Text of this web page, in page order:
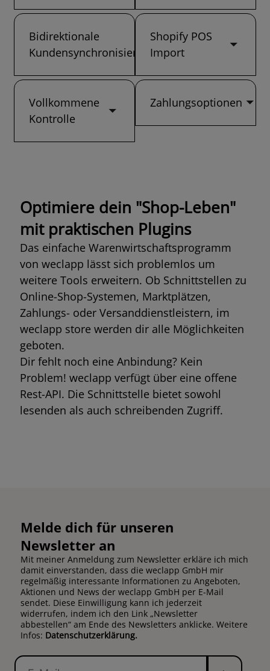
Bidirektionale
Kundensynchronisierung
Vollkommene
Kontrolle
Shopify POS
Import
Zahlungsoptionen
Optimiere dein "Shop-Leben"
mit praktischen Plugins
Das einfache Warenwirtschaftsprogramm
von weclapp lässt sich problemlos um
weitere Tools erweitern. Ob Schnittstellen zu
Online-Shop-Systemen, Marktplätzen,
Zahlungs- oder Versanddienstleistern, im
weclapp store werden dir alle Möglichkeiten
geboten.
Dir fehlt noch eine Anbindung? Kein
Problem! weclapp verfügt über eine offene
Rest-API. Die Schnittstelle bietet sowohl
lesenden als auch schreibenden Zugriff.
Melde dich für unseren
Newsletter an
Mit meiner Anmeldung zum Newsletter erkläre ich mich
damit einverstanden, dass die weclapp GmbH mir
regelmäßig interessante Informationen zu Angeboten,
Aktionen und News der weclapp GmbH per E-Mail
sendet. Diese Einwilligung kann ich jederzeit
widerrufen, indem ich den Link „Newsletter
abbestellen“ am Ende des Newsletters anklicke. Weitere
Infos: Datenschutzerklärung.
E-
Senden